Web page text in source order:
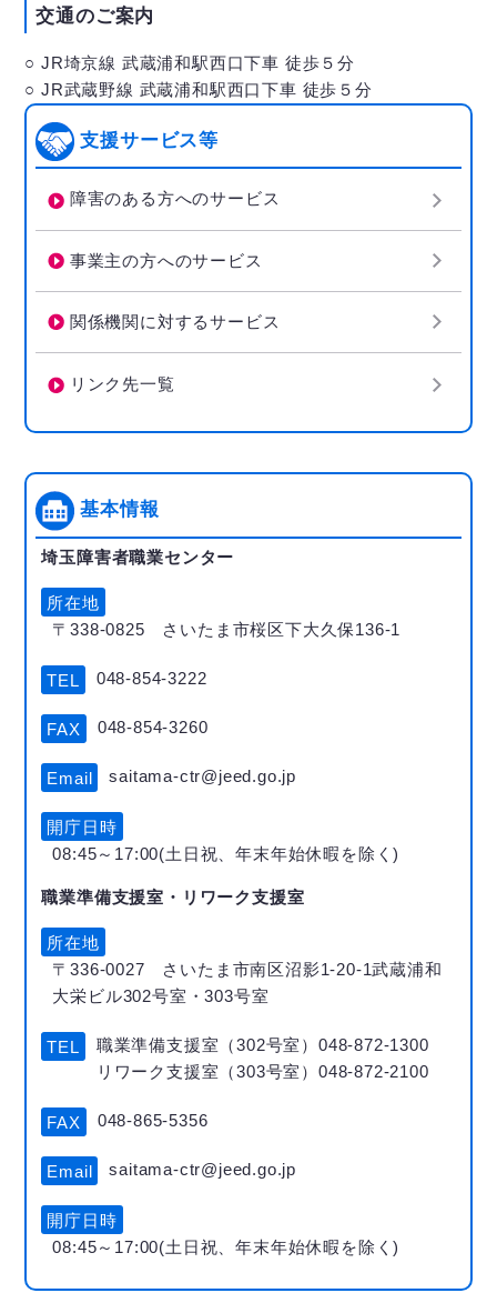
交通のご案内
○ JR埼京線 武蔵浦和駅西口下車 徒歩５分
○ JR武蔵野線 武蔵浦和駅西口下車 徒歩５分
支援サービス等
障害のある方へのサービス
事業主の方へのサービス
関係機関に対するサービス
リンク先一覧
基本情報
埼玉障害者職業センター
所在地
〒338-0825 さいたま市桜区下大久保136-1
TEL 048-854-3222
FAX 048-854-3260
Email saitama-ctr@jeed.go.jp
開庁日時
08:45～17:00(土日祝、年末年始休暇を除く)
職業準備支援室・リワーク支援室
所在地
〒336-0027 さいたま市南区沼影1-20-1武蔵浦和
大栄ビル302号室・303号室
TEL
職業準備支援室（302号室）048-872-1300
リワーク支援室（303号室）048-872-2100
FAX 048-865-5356
Email saitama-ctr@jeed.go.jp
開庁日時
08:45～17:00(土日祝、年末年始休暇を除く)